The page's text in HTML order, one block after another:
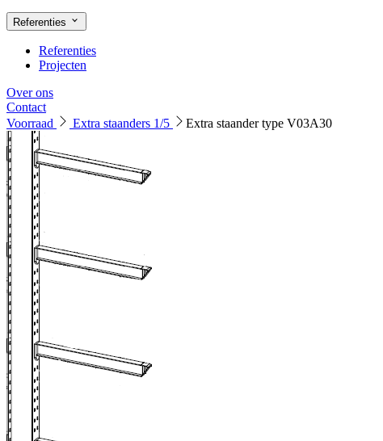
Referenties
Referenties
Projecten
Over ons
Contact
Voorraad
Extra staanders 1/5 Extra staander type V03A30